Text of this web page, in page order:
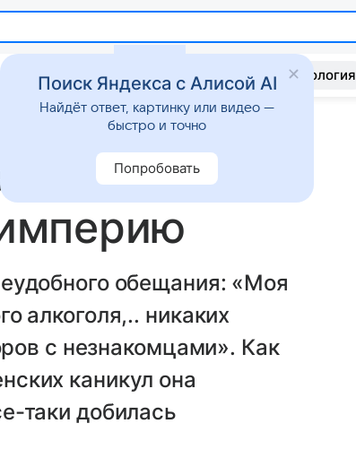
Дом Гороскопы Стиль жизни Психология
и
обещания: «Моя
алкоголя,.. никаких
с незнакомцами». Как
каникул она
таки добилась
Поиск Яндекса с Алисой AI
Найдёт ответ, картинку или видео —
быстро и точно
Попробовать